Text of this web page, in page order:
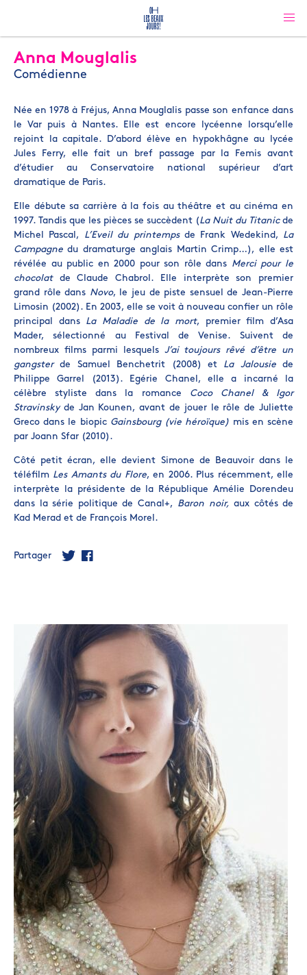
Anna Mouglalis
Comédienne
Née en 1978 à Fréjus, Anna Mouglalis passe son enfance dans
le Var puis à Nantes. Elle est encore lycéenne lorsqu’elle
rejoint la capitale. D’abord élève en hypokhâgne au lycée
Jules Ferry, elle fait un bref passage par la Femis avant
d’étudier au Conservatoire national supérieur d’art
dramatique de Paris.
Elle débute sa carrière à la fois au théâtre et au cinéma en
1997. Tandis que les pièces se succèdent (La Nuit du Titanicde
Michel Pascal, L’Eveil du printempsde Frank Wedekind, La
Campagne du dramaturge anglais Martin Crimp…), elle est
révélée au public en 2000 pour son rôle dans Merci pour le
chocolatde Claude Chabrol. Elle interprète son premier
grand rôle dans Novo, le jeu de piste sensuel de Jean-Pierre
Limosin (2002). En 2003, elle se voit à nouveau confier un rôle
principal dans La Maladie de la mort, premier film d’Asa
Mader, sélectionné au Festival de Venise. Suivent de
nombreux films parmi lesquels J’ai toujours rêvé d’être un
gangsterde Samuel Benchetrit (2008) et La Jalousiede
Philippe Garrel (2013). Egérie Chanel, elle a incarné la
célèbre styliste dans la romance Coco Chanel & Igor
Stravinskyde Jan Kounen, avant de jouer le rôle de Juliette
Greco dans le biopic Gainsbourg (vie héroïque) mis en scène
par Joann Sfar (2010).
Côté petit écran, elle devient Simone de Beauvoir dans le
téléfilm Les Amants du Flore, en 2006. Plus récemment, elle
interprète la présidente de la République Amélie Dorendeu
dans la série politique de Canal+, Baron noir, aux côtés de
Kad Merad et de François Morel.
Partager